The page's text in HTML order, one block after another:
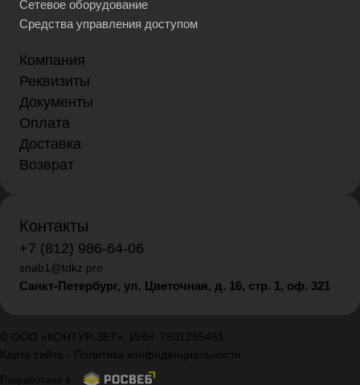
Сетевое оборудование
Средства управления доступом
Компания
Реквизиты
Документы
Оплата
Доставка
Возврат
Контакты
+7 (812) 986-64-06
snab1@tdkz.pro
Санкт-Петербург, ул. Цветочная, д. 16, стр. 1, оф. 321
© ООО «КОНТУР-ЗЕТ», ИНН: 7801295461
Карта сайта - Политика конфиденциальности
Разработано в